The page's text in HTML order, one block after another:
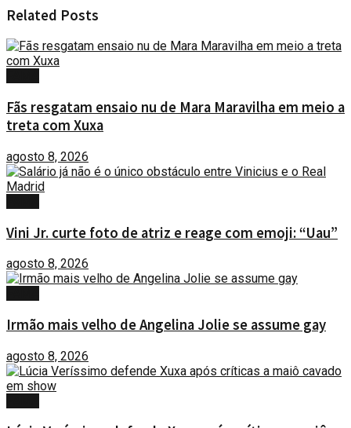
Related Posts
Fãs resgatam ensaio nu de Mara Maravilha em meio a
treta com Xuxa
agosto 8, 2026
Vini Jr. curte foto de atriz e reage com emoji: “Uau”
agosto 8, 2026
Irmão mais velho de Angelina Jolie se assume gay
agosto 8, 2026